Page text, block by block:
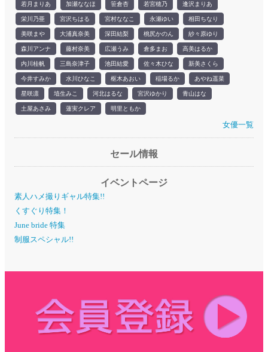
若月まりあ 加瀬ななほ 笹倉杏 若宮穂乃 逢沢まりあ
栄川乃亜 宮沢ちはる 宮村ななこ 永瀬ゆい 相田ちなり
美咲まや 大浦真奈美 深田結梨 桃尻かのん 紗々原ゆり
森川アンナ 藤村奈美 広瀬うみ 倉多まお 高美はるか
内川桂帆 三島奈津子 池田結愛 佐々木ひな 新美さくら
今井すみか 水川ひなこ 枢木あおい 稲場るか あやね遥菜
星咲凛 埴生みこ 河北はるな 宮沢ゆかり 青山はな
土屋あさみ 蓮実クレア 明里ともか
女優一覧
セール情報
イベントページ
素人ハメ撮りギャル特集!!
くすぐり特集！
June bride 特集
制服スペシャル!!